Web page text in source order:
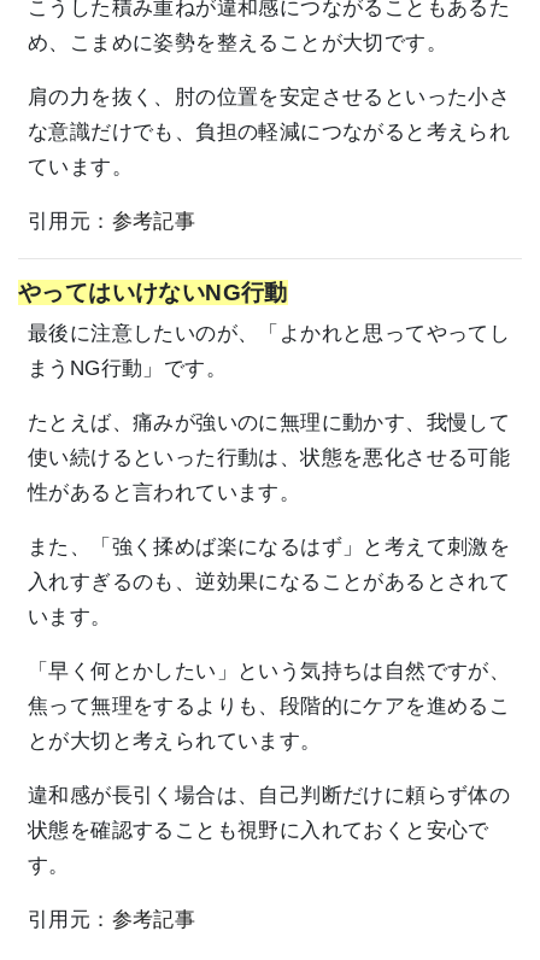
こうした積み重ねが違和感につながることもあるた
め、こまめに姿勢を整えることが大切です。
肩の力を抜く、肘の位置を安定させるといった小さ
な意識だけでも、負担の軽減につながると考えられ
ています。
引用元： 参考記事
やってはいけないNG行動
最後に注意したいのが、「よかれと思ってやってし
まうNG行動」です。
たとえば、痛みが強いのに無理に動かす、我慢して
使い続けるといった行動は、状態を悪化させる可能
性があると言われています。
また、「強く揉めば楽になるはず」と考えて刺激を
入れすぎるのも、逆効果になることがあるとされて
います。
「早く何とかしたい」という気持ちは自然ですが、
焦って無理をするよりも、段階的にケアを進めるこ
とが大切と考えられています。
違和感が長引く場合は、自己判断だけに頼らず体の
状態を確認することも視野に入れておくと安心で
す。
引用元： 参考記事